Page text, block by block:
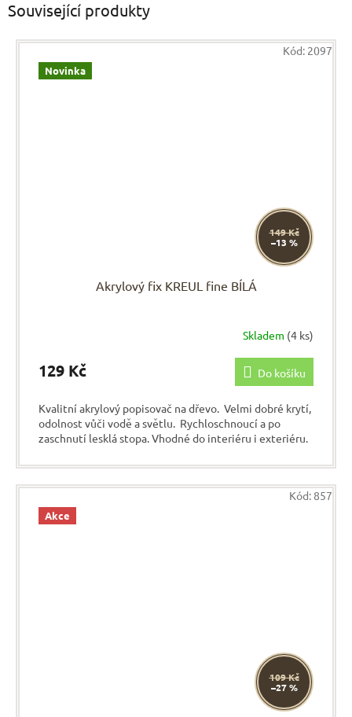
Související produkty
Novinka
149 Kč
–13 %
Akrylový fix KREUL fine BÍLÁ
Skladem (4 ks)
129 Kč Do košíku
Kvalitní akrylový popisovač na dřevo. Velmi dobré krytí,
odolnost vůči vodě a světlu. Rychloschnoucí a po
zaschnutí lesklá stopa. Vhodné do interiéru i exteriéru.
Kód: 2097
Akce
109 Kč
–27 %
Kód:857